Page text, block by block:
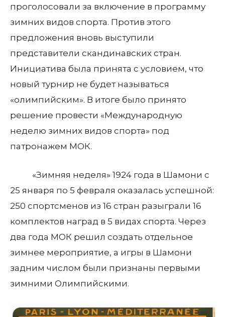
проголосовали за включение в программу
зимних видов спорта. Против этого
предложения вновь выступили
представители скандинавских стран.
Инициатива была принята с условием, что
новый турнир не будет называться
«олимпийским». В итоге было принято
решение провести «Международную
неделю зимних видов спорта» под
патронажем МОК.
«Зимняя неделя» 1924 года в Шамони с
25 января по 5 февраля оказалась успешной:
250 спортсменов из 16 стран разыграли 16
комплектов наград в 5 видах спорта. Через
два года МОК решил создать отдельное
зимнее мероприятие, а игры в Шамони
задним числом были признаны первыми
зимними Олимпийскими.